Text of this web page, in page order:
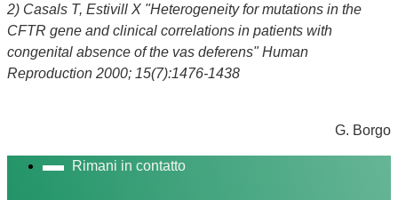
2) Casals T, Estivill X "Heterogeneity for mutations in the
CFTR gene and clinical correlations in patients with
congenital absence of the vas deferens" Human
Reproduction 2000; 15(7):1476-1438
G. Borgo
Rimani in contatto